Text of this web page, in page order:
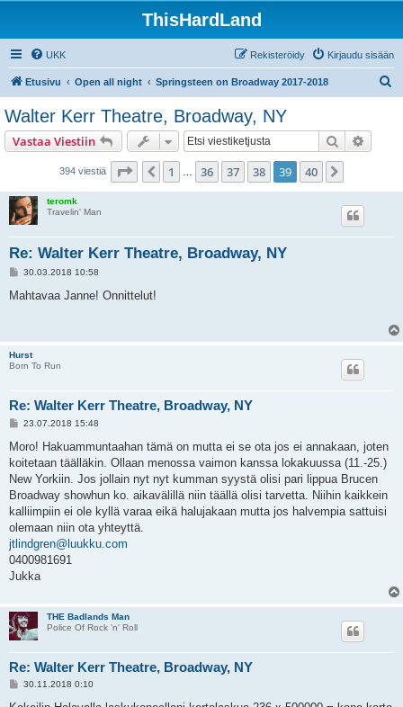
ThisHardLand
UKK Kirjaudu sisään
Rekisteröidy
Etusivu Open all night Springsteen on Broadway 2017-2018
Walter Kerr Theatre, Broadway, NY
Vastaa Viestiin Etsi
394 viestiä Sivu 39/ 40
Edellinen
1 36 37 38 39 40
teromk
Travelin' Man
Re: Walter Kerr Theatre, Broadway, NY
V
e
30.03.2018 10:58
Mahtavaa Janne! Onnittelut!
Hurst
Born To Run
Re: Walter Kerr Theatre, Broadway, NY
V
e
t
i
23.07.2018 15:48
Moro! Hakuammuntaahan tämä on mutta ei se ota jos ei annakaan, joten
koitetaan täälläkin. Ollaan menossa vaimon kanssa lokakuussa (11.-25.)
New Yorkiin. Jos jollain nyt nyt kumman syystä olisi pari lippua Brucen
Broadway showhun ko. aikavälillä niin täällä olisi tarvetta. Niihin kaikkein
kalliimpiin ei ole kyllä varaa eikä halujakaan mutta jos halvempia sattuisi
olemaan niin ota yhteyttä.
jtlindgren@luukku.com
0400981691
Jukka
THE Badlands Man
Police Of Rock 'n' Roll
Re: Walter Kerr Theatre, Broadway, NY
V
e
30.11.2018 0:10